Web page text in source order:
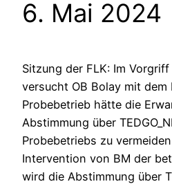
6. Mai 2024
Sitzung der FLK: Im
versucht OB Bolay mit dem
Probebetrieb hätte die
Abstimmung über
Probebetriebs zu
Intervention von BM der
wird die Abstimmung über